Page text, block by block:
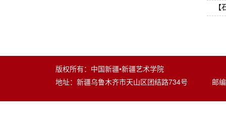
版权所有：中国新疆•新疆艺术学院
地址：新疆乌鲁木齐市天山区团结路734号 邮编